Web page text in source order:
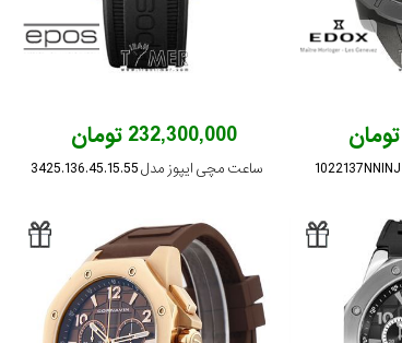
232,300,000 تومان
ساعت مچی ایپوز مدل 3425.136.45.15.55